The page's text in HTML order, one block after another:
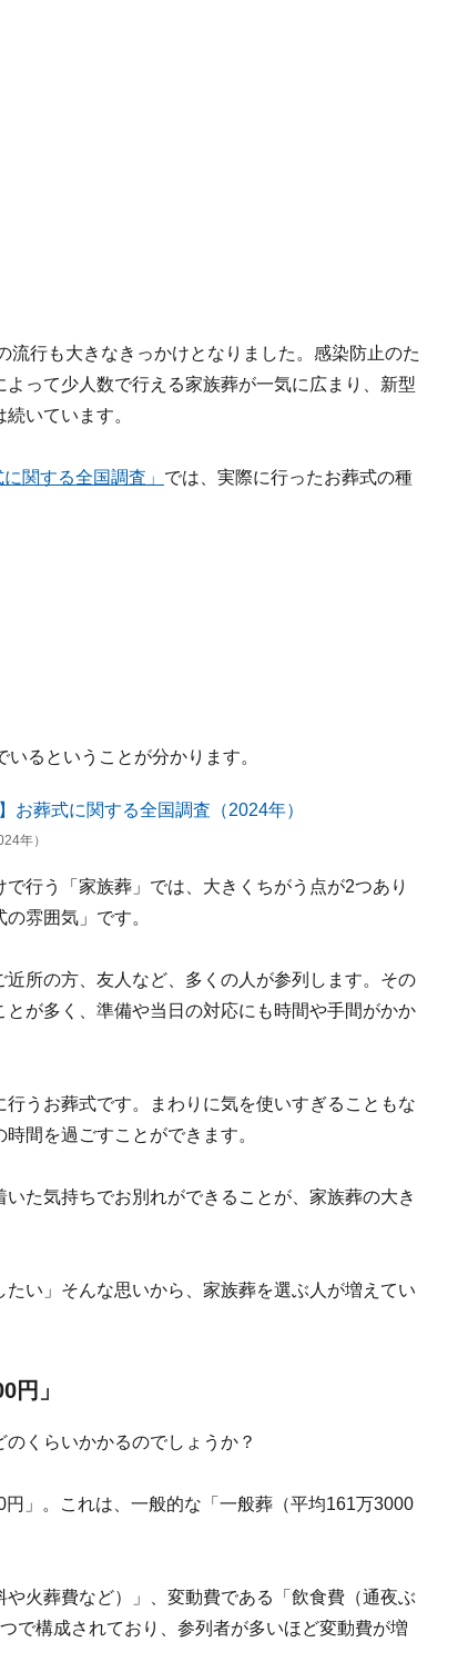
行も大きなきっかけとなりました。感染防止のた
って少人数で行える家族葬が一気に広まり、新型
いています。
に関する全国調査」 では、実際に行ったお葬式の種
るということが分かります。
年）
行う「家族葬」では、大きくちがう点が2つあり
雰囲気」です。
所の方、友人など、多くの人が参列します。その
が多く、準備や当日の対応にも時間や手間がかか
うお葬式です。まわりに気を使いすぎることもな
間を過ごすことができます。
た気持ちでお別れができることが、家族葬の大き
い」そんな思いから、家族葬を選ぶ人が増えてい
円」
くらいかかるのでしょうか？
」。これは、一般的な「一般葬（平均161万3000
火葬費など）」、変動費である「飲食費（通夜ぶ
で構成されており、参列者が多いほど変動費が増